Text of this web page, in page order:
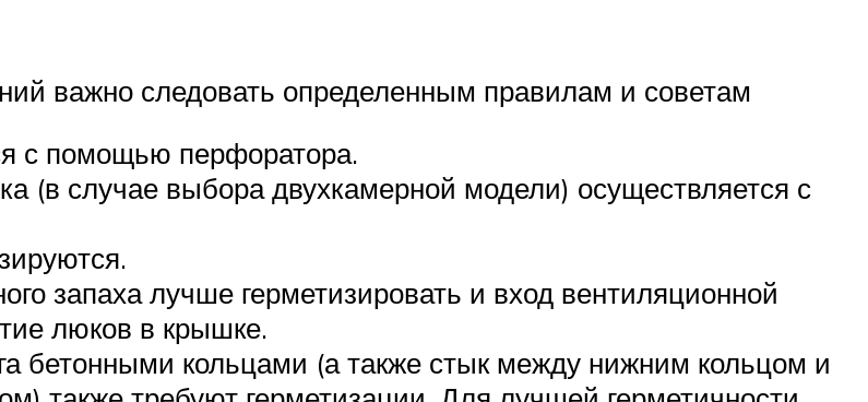
важно следовать определенным правилам и советам
с помощью перфоратора.
(в случае выбора двухкамерной модели) осуществляется с
запаха лучше герметизировать и вход вентиляционной
люков в крышке.
бетонными кольцами (а также стык между нижним кольцом и